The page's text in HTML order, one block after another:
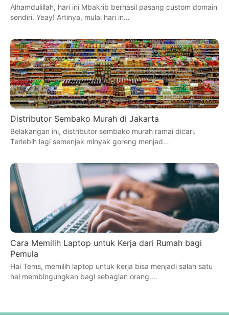
Alhamdulillah, hari ini Mbakrib berhasil pasang custom domain
sendiri. Yeay! Artinya, mulai hari in…
Distributor Sembako Murah di Jakarta
Belakangan ini, distributor sembako murah ramai dicari.
Terlebih lagi semenjak minyak goreng menjad…
Cara Memilih Laptop untuk Kerja dari Rumah bagi
Pemula
Hai Tems, memilih laptop untuk kerja bisa menjadi salah satu
hal membingungkan bagi sebagian orang.…